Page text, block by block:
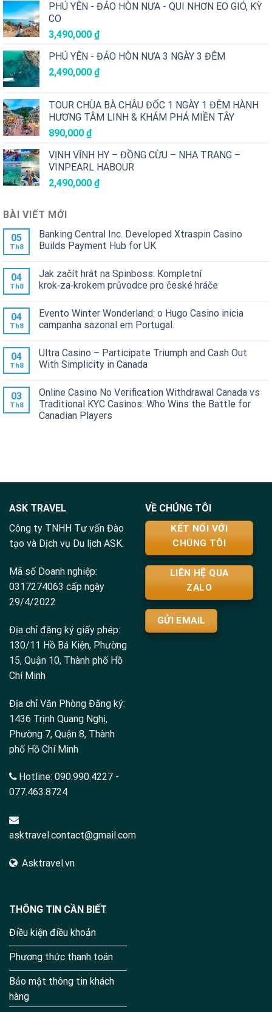
PHÚ YÊN - ĐẢO HÒN NƯA - QUI NHƠN EO GIÓ, KỲ
CO
3,490,000 ₫
PHÚ YÊN - ĐẢO HÒN NƯA 3 NGÀY 3 ĐÊM
2,490,000 ₫
TOUR CHÙA BÀ CHÂU ĐỐC 1 NGÀY 1 ĐÊM HÀNH
HƯƠNG TÂM LINH & KHÁM PHÁ MIỀN TÂY
890,000 ₫
VỊNH VĨNH HY – ĐỒNG CỪU – NHA TRANG –
VINPEARL HABOUR
2,490,000 ₫
BÀI VIẾT MỚI
05
Th8
Banking Central Inc. Developed Xtraspin Casino
Builds Payment Hub for UK
04
Th8
Jak začít hrát na Spinboss: Kompletní
krok‑za‑krokem průvodce pro české hráče
04
Th8
Evento Winter Wonderland: o Hugo Casino inicia
campanha sazonal em Portugal.
04
Th8
Ultra Casino – Participate Triumph and Cash Out
With Simplicity in Canada
03
Th8
Online Casino No Verification Withdrawal Canada vs
Traditional KYC Casinos: Who Wins the Battle for
Canadian Players
ASK TRAVEL
Công ty TNHH Tư vấn Đào
tạo và Dịch vụ Du lịch ASK.
Mã số Doanh nghiệp:
0317274063 cấp ngày
29/4/2022
Địa chỉ đăng ký giấy phép:
130/11 Hồ Bá Kiện, Phường
15, Quận 10, Thành phố Hồ
Chí Minh
Địa chỉ Văn Phòng Đăng ký:
1436 Trịnh Quang Nghị,
Phường 7, Quận 8, Thành
phố Hồ Chí Minh
Hotline: 090.990.4227 -
077.463.8724
asktravel.contact@gmail.com
Asktravel.vn
VỀ CHÚNG TÔI
KẾT NỐI VỚI
CHÚNG TÔI
LIÊN HỆ QUA
ZALO
GỬI EMAIL
THÔNG TIN CẦN BIẾT
Điều kiện điều khoản
Phương thức thanh toán
Bảo mật thông tin khách
hàng